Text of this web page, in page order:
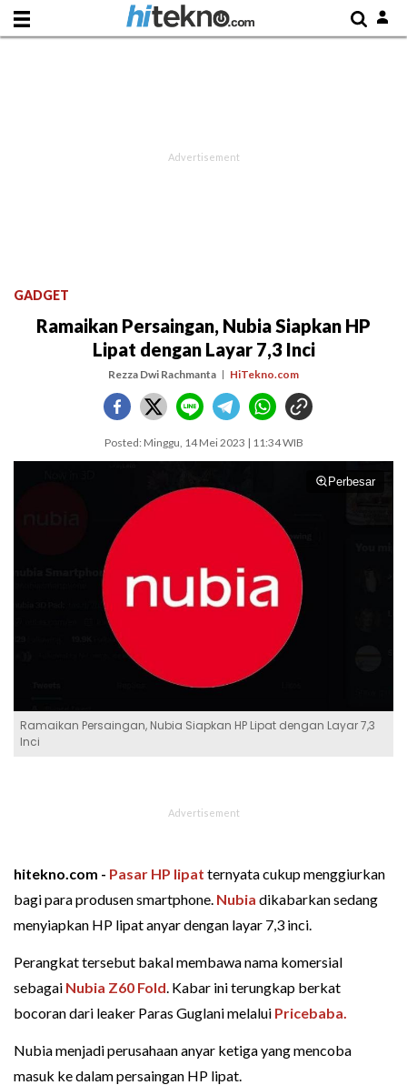
GADGET
Ramaikan Persaingan, Nubia Siapkan HP
Lipat dengan Layar 7,3 Inci
Rezza Dwi Rachmanta HiTekno.com
Posted: Minggu, 14 Mei 2023 | 11:34 WIB
Perbesar
Ramaikan Persaingan, Nubia Siapkan HP Lipat dengan Layar 7,3
Inci
hitekno.com - Pasar HP lipat ternyata cukup menggiurkan
bagi para produsen smartphone. Nubia dikabarkan sedang
menyiapkan HP lipat anyar dengan layar 7,3 inci.
Perangkat tersebut bakal membawa nama komersial
sebagai Nubia Z60 Fold. Kabar ini terungkap berkat
bocoran dari leaker Paras Guglani melalui Pricebaba.
Nubia menjadi perusahaan anyar ketiga yang mencoba
masuk ke dalam persaingan HP lipat.